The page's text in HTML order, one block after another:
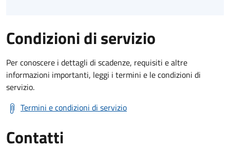
Condizioni di servizio
Per conoscere i dettagli di scadenze, requisiti e altre
informazioni importanti, leggi i termini e le condizioni di
servizio.
Termini e condizioni di servizio
Contatti